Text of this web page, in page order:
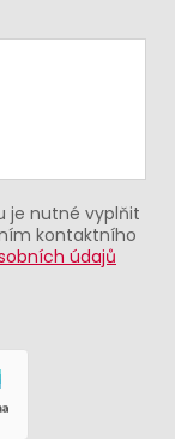
je nutné vyplňit
kontaktního
údajů